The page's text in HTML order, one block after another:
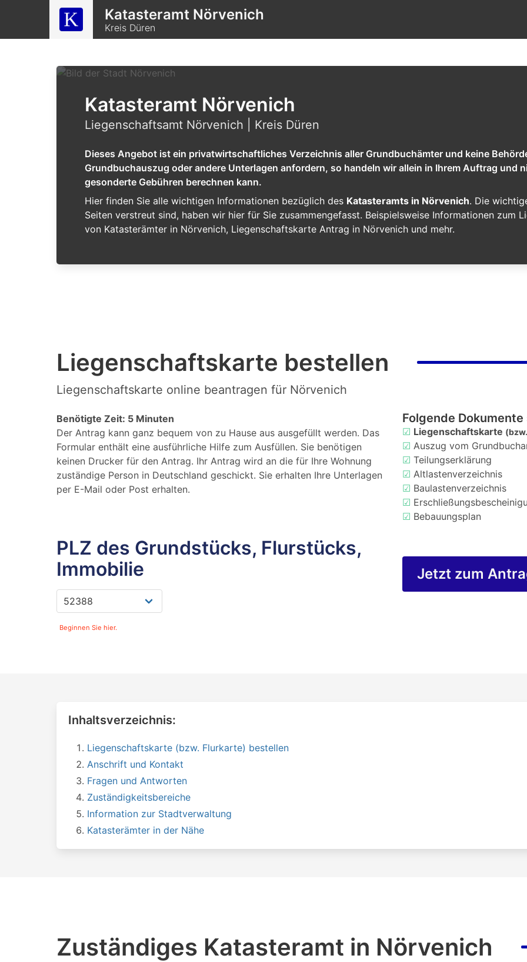
Katasteramt Nörvenich
Kreis Düren
Katasteramt Nörvenich
Liegenschaftsamt Nörvenich | Kreis Düren
Dieses Angebot ist ein privatwirtschaftliches Verzeichnis aller Grundbuchämter und keine
Grundbuchauszug oder andere Unterlagen anfordern, so handeln wir allein in Ihrem Auftrag und
gesonderte Gebühren berechnen kann.
Hier finden Sie alle wichtigen Informationen bezüglich des Katasteramts in Nörvenich. Die
Seiten verstreut sind, haben wir hier für Sie zusammengefasst. Beispielsweise Informationen zum
von Katasterämter in Nörvenich, Liegenschaftskarte Antrag in Nörvenich und mehr.
Liegenschaftskarte bestellen
Liegenschaftskarte online beantragen für Nörvenich
Benötigte Zeit: 5 Minuten
Der Antrag kann ganz bequem von zu Hause aus ausgefüllt werden. Das
Formular enthält eine ausführliche Hilfe zum Ausfüllen. Sie benötigen
keinen Drucker für den Antrag. Ihr Antrag wird an die für Ihre Wohnung
zuständige Person in Deutschland geschickt. Sie erhalten Ihre Unterlagen
per E-Mail oder Post erhalten.
Folgende
☑ Liegenschaftskarte
☑ Auszug vom
☑ Teilungserklärung
☑ Altlastenverzeichnis
☑ Baulastenverzeichnis
☑
☑ Bebauungsplan
PLZ des Grundstücks, Flurstücks,
Immobilie
Beginnen Sie hier.
Jetzt zum
Inhaltsverzeichnis:
Liegenschaftskarte (bzw. Flurkarte) bestellen
Anschrift und Kontakt
Fragen und Antworten
Zuständigkeitsbereiche
Information zur Stadtverwaltung
Katasterämter in der Nähe
Zuständiges Katasteramt in Nörvenich